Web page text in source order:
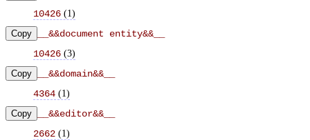
10426 (1)
Copy
__&&document entity&&__
10426 (3)
Copy
__&&domain&&__
4364 (1)
Copy
__&&editor&&__
2662 (1)